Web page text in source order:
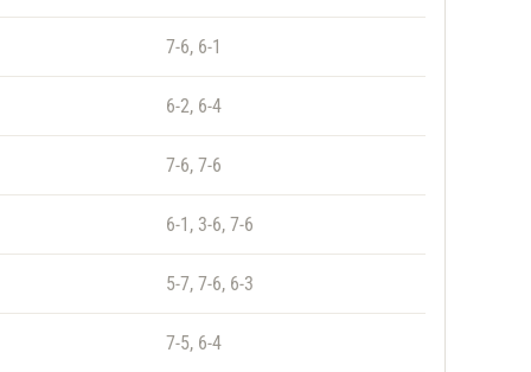
7-6, 6-1
6-2, 6-4
7-6, 7-6
6-1, 3-6, 7-6
5-7, 7-6, 6-3
7-5, 6-4